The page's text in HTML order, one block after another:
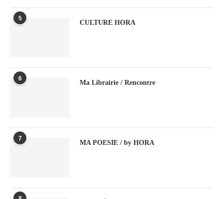
5
CULTURE HORA
6
Ma Librairie / Rencontre
7
MA POESIE / by HORA